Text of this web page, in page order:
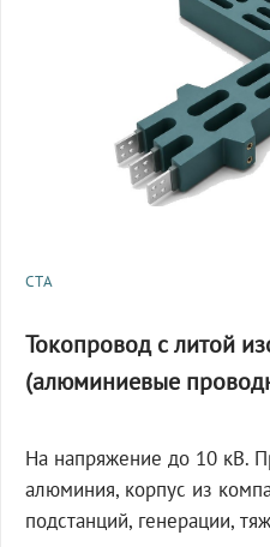
СТА
Токопровод с литой
(алюминиевые
На напряжение до 10 кВ.
алюминия, корпус из
подстанций, генерации,